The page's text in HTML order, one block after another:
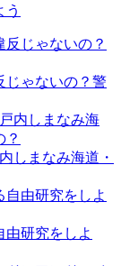
う
じゃないの？警
しまなみ海道・
由研究をしよ